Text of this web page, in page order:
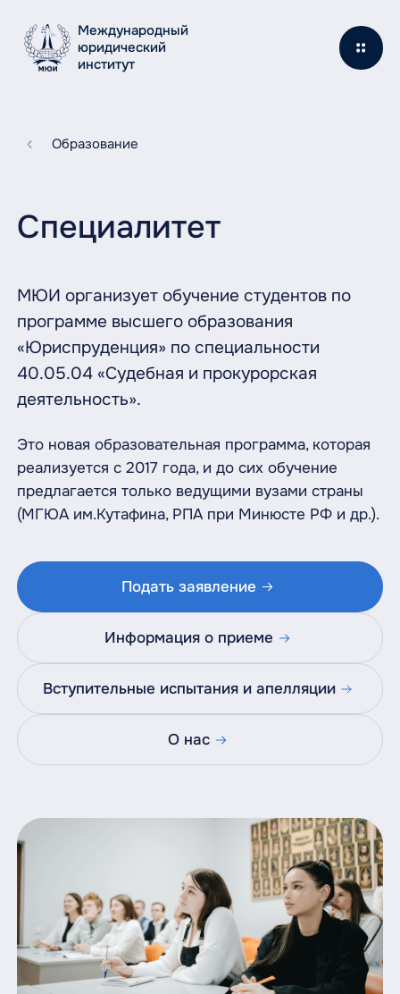
Международный
юридический
институт
Образование
Специалитет
МЮИ организует обучение студентов по
программе высшего образования
«Юриспруденция» по специальности
40.05.04 «Судебная и прокурорская
деятельность».
Это новая образовательная программа, которая
реализуется с 2017 года, и до сих обучение
предлагается только ведущими вузами страны
(МГЮА им.Кутафина, РПА при Минюсте РФ и др.).
Подать заявление
Информация о приеме
Вступительные испытания и апелляции
О нас